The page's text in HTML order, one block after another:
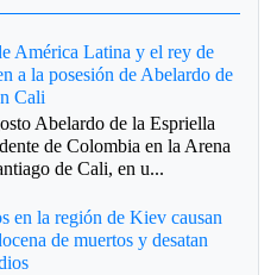
América Latina y el rey de
a la posesión de Abelardo de
Cali
Abelardo de la Espriella
de Colombia en la Arena
de Cali, en u...
en la región de Kiev causan
de muertos y desatan